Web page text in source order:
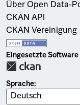
Über Open Data-
CKAN API
CKAN Vereinigung
Eingesetzte
Sprache